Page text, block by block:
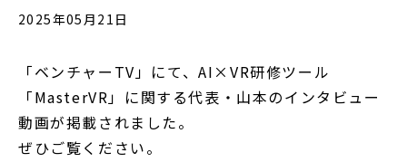
2025年05月21日
「ベンチャーTV」にて、AI×VR研修ツール
「MasterVR」に関する代表・山本のインタビュー
動画が掲載されました。
ぜひご覧ください。